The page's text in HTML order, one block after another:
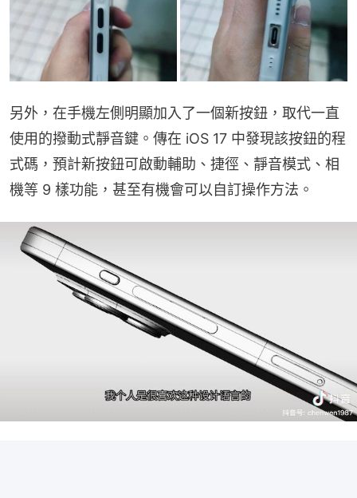
另外，在手機左側明顯加入了一個新按鈕，取代一直
使用的撥動式靜音鍵。傳在 iOS 17 中發現該按鈕的程
式碼，預計新按鈕可啟動輔助、捷徑、靜音模式、相
機等 9 樣功能，甚至有機會可以自訂操作方法。